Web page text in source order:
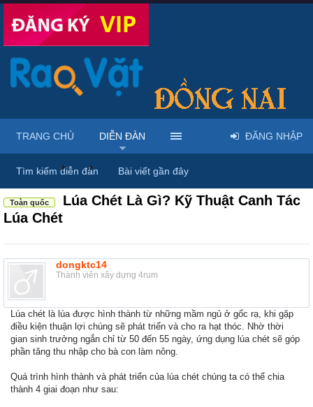
Diễn đàn ... Rao vặt tổng hợp - Uy tín - Miễn phí
Toàn quốc
Lúa Chét Là Gì? Kỹ Thuật Canh Tác
Lúa Chét
dongktc14
Thành viên xây dựng 4rum
Lúa chét là lúa được hình thành từ những mầm ngủ ở gốc rạ, khi gặp
điều kiện thuận lợi chúng sẽ phát triển và cho ra hạt thóc. Nhờ thời
gian sinh trưởng ngắn chỉ từ 50 đến 55 ngày, ứng dụng lúa chét sẽ góp
phần tăng thu nhập cho bà con làm nông.
Quá trình hình thành và phát triển của lúa chét chúng ta có thể chia
thành 4 giai đoạn như sau:
TRANG CHỦ DIỄN ĐÀN
Tìm kiếm diễn đàn Bài viết gần đây
ĐĂNG NHẬP